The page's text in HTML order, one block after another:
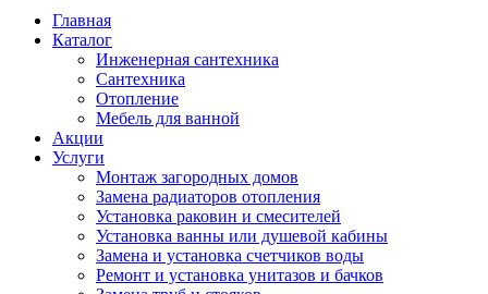
Главная
Каталог
Инженерная сантехника
Сантехника
Отопление
Мебель для ванной
Акции
Услуги
Монтаж загородных домов
Замена радиаторов отопления
Установка раковин и смесителей
Установка ванны или душевой кабины
Замена и установка счетчиков воды
Ремонт и установка унитазов и бачков